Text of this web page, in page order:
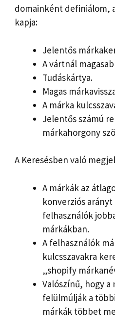
domainként definiálom,
kapja:
Jelentős
A vártnál
Tudáskártya.
Magas
A márka
Jelentős számú
márkahorgony
A Keresésben való
A márkák az
konverziós
felhasználók
márkákban.
A felhasználók
kulcsszavakra
„shopify
Valószínű, hogy a
felülmúlják a
márkák többet